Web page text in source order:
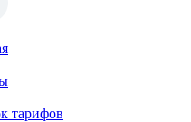
тарифов